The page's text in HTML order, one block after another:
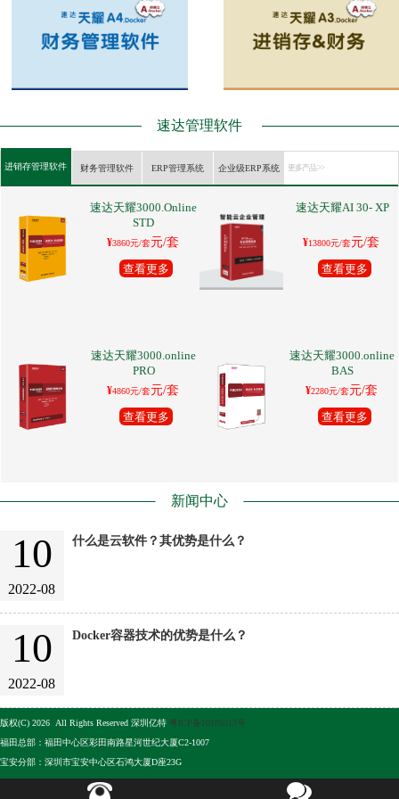
速达管理软件
进销存管理软件 财务管理软件 ERP管理系统 企业级ERP系统 更多产品 >>
速达天耀3000.Online
STD
¥3860元/套元/套
查看更多
速达天耀AI 30- XP
¥13800元/套元/套
查看更多
速达天耀3000.online
PRO
¥4860元/套元/套
查看更多
速达天耀3000.online
BAS
¥2280元/套元/套
查看更多
新闻中心
10
2022-08
什么是云软件？其优势是什么？
10
2022-08
Docker容器技术的优势是什么？
版权(C) 2026 All Rights Reserved 深圳亿特 粤ICP备10105513号
福田总部：福田中心区彩田南路星河世纪大厦C2-1007
宝安分部：深圳市宝安中心区石鸿大厦D座23G